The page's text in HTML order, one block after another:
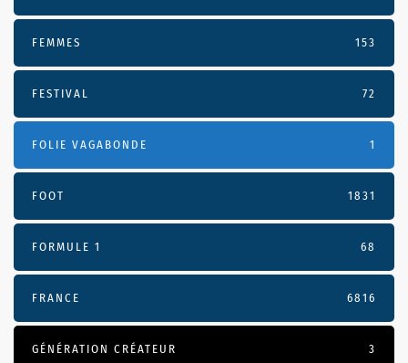
FEMMES 153
FESTIVAL 72
FOLIE VAGABONDE 1
FOOT 1831
FORMULE 1 68
FRANCE 6816
GÉNÉRATION CRÉATEUR 3